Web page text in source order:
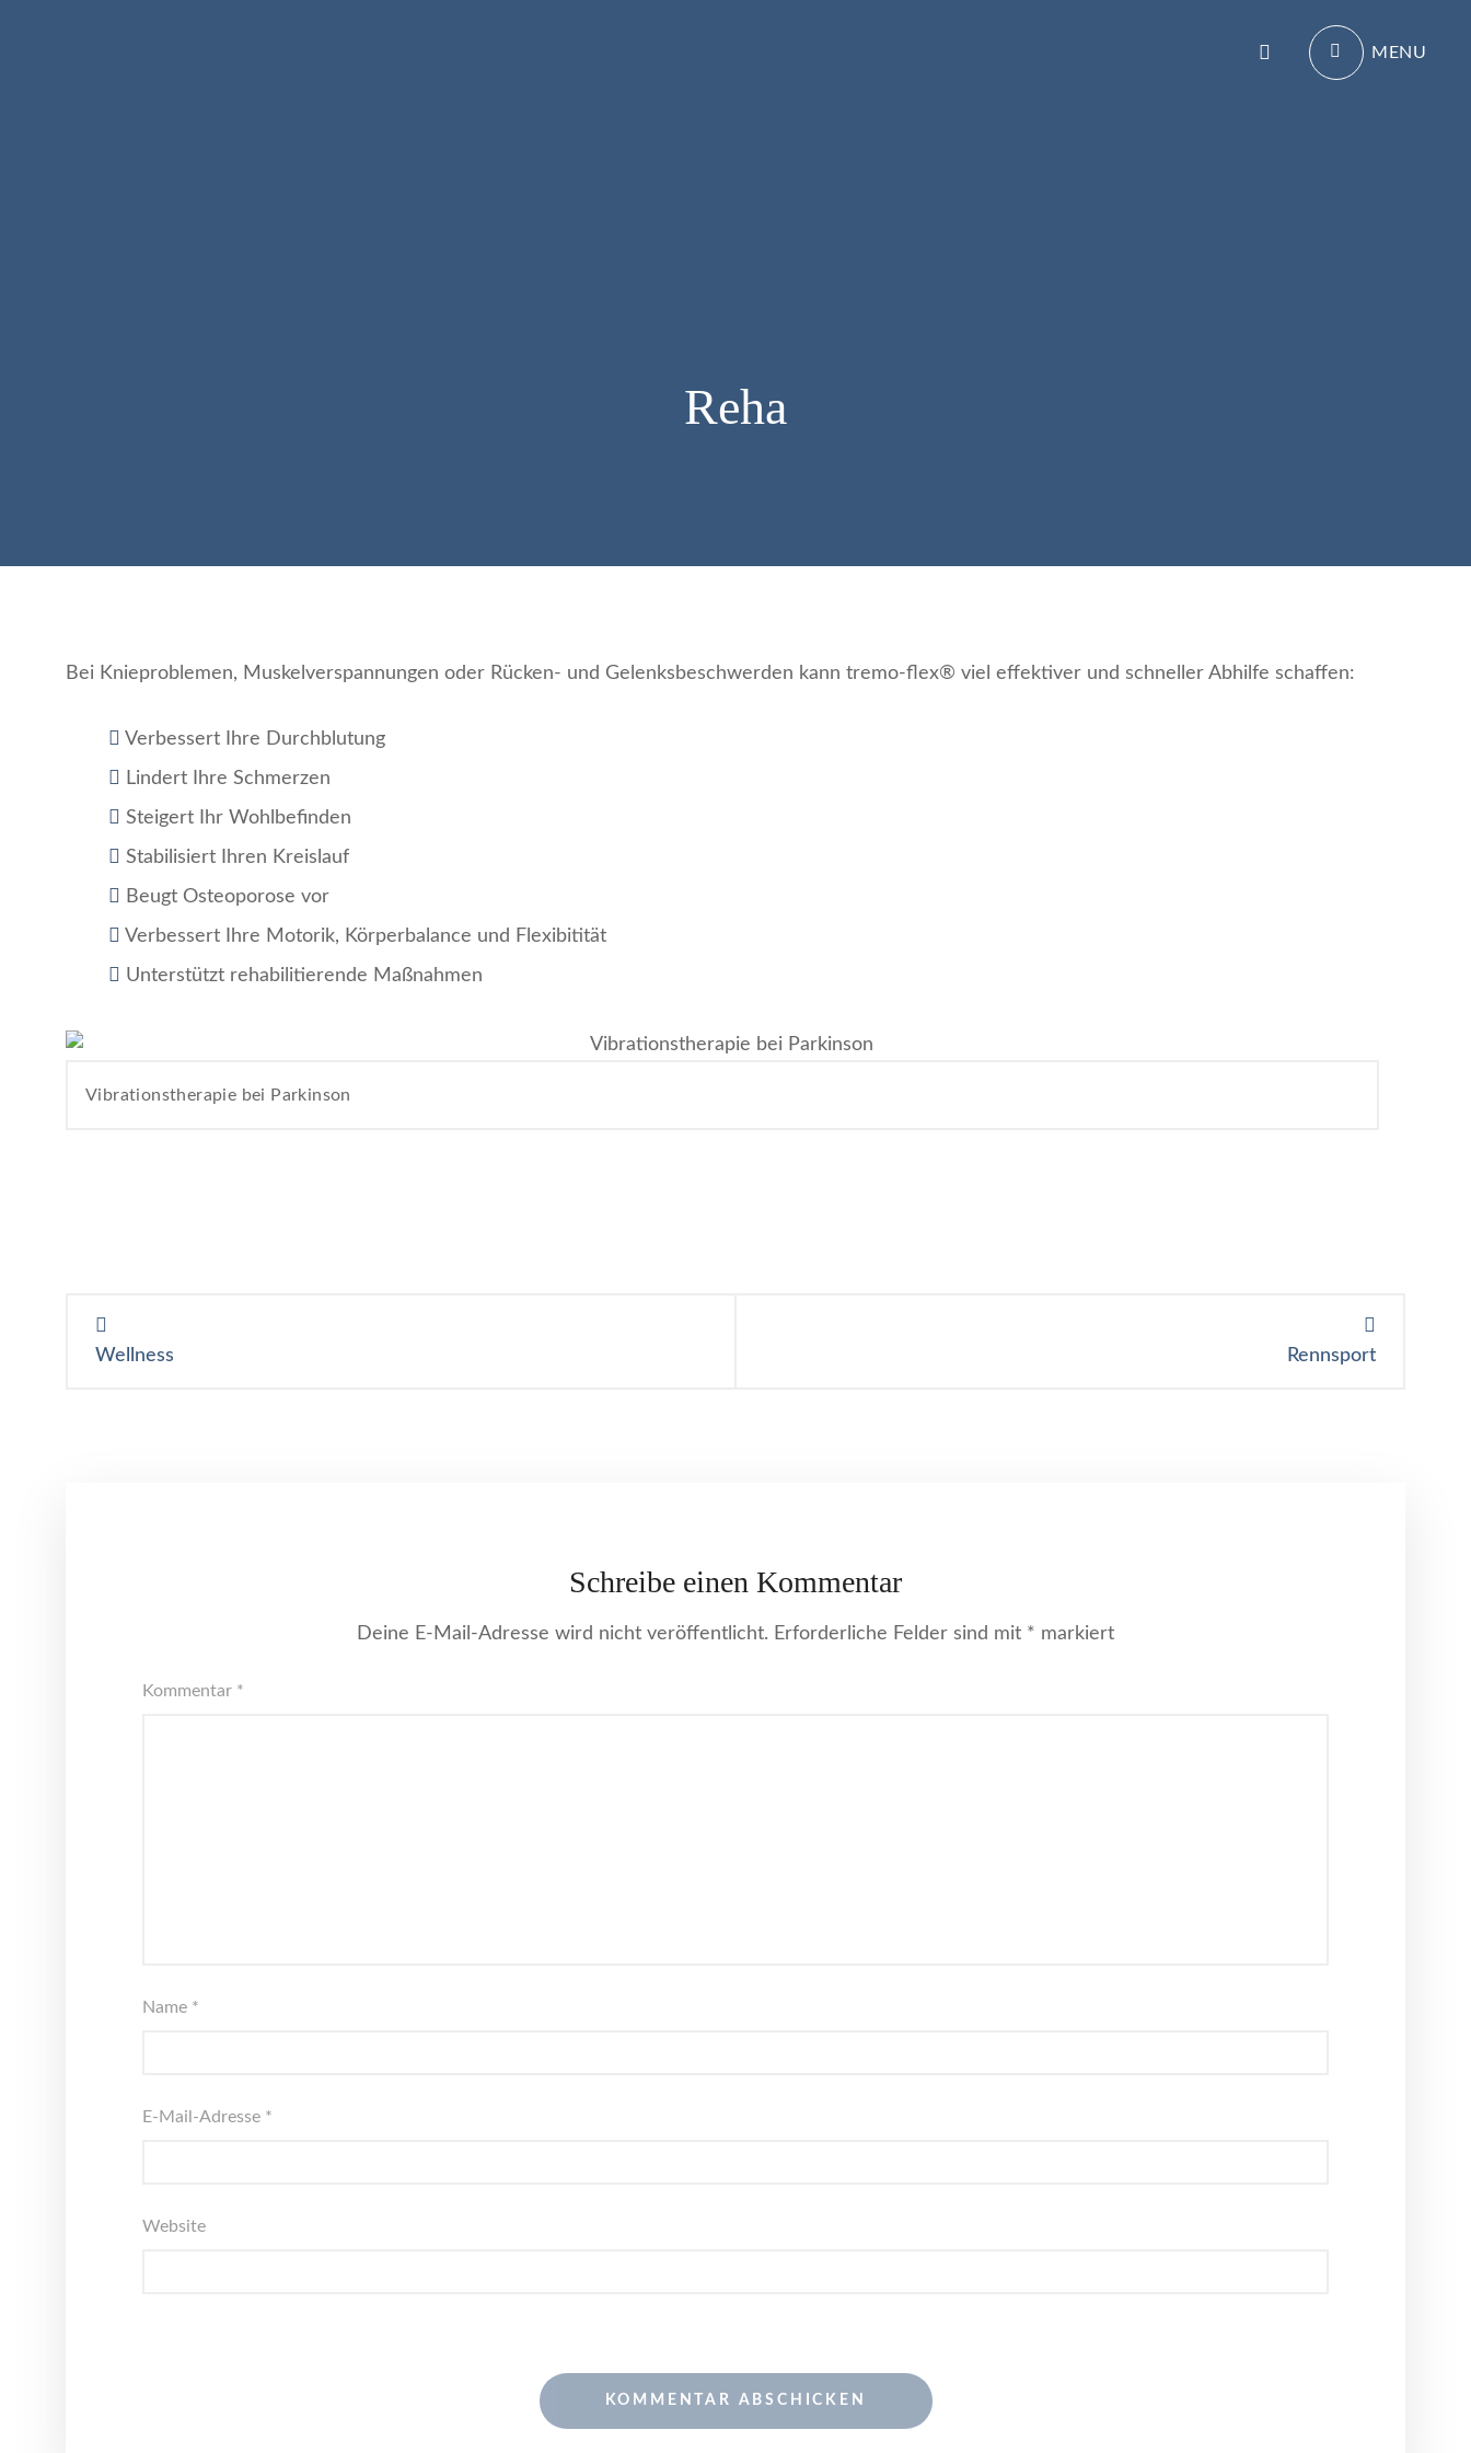
Vibrationstraining und Therapie sind ideal zur Osteoporose Vorbeugung oder zur Parkinson Behandlung sowie als Trainingsergänzung im Leistungssport geeignet.
Search MENU
Reha
Bei Knieproblemen, Muskelverspannungen oder Rücken- und Gelenksbeschwerden kann tremo-flex® viel effektiver und schneller Abhilfe schaffen:
Verbessert Ihre Durchblutung
Lindert Ihre Schmerzen
Steigert Ihr Wohlbefinden
Stabilisiert Ihren Kreislauf
Beugt Osteoporose vor
Verbessert Ihre Motorik, Körperbalance und Flexibitität
Unterstützt rehabilitierende Maßnahmen
Vibrationstherapie bei Parkinson
Beitragsnavigation
Wellness Rennsport
Schreibe einen Kommentar
Deine E-Mail-Adresse wird nicht veröffentlicht. Erforderliche Felder sind mit * markiert
Kommentar *
Name *
E-Mail-Adresse *
Website